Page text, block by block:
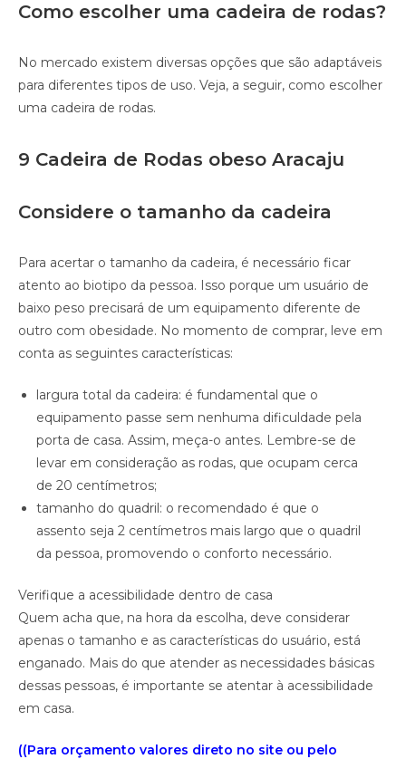
Como escolher uma cadeira de rodas?
No mercado existem diversas opções que são adaptáveis
para diferentes tipos de uso. Veja, a seguir, como escolher
uma cadeira de rodas.
9 Cadeira de Rodas obeso Aracaju
Considere o tamanho da cadeira
Para acertar o tamanho da cadeira, é necessário ficar
atento ao biotipo da pessoa. Isso porque um usuário de
baixo peso precisará de um equipamento diferente de
outro com obesidade. No momento de comprar, leve em
conta as seguintes características:
largura total da cadeira: é fundamental que o
equipamento passe sem nenhuma dificuldade pela
porta de casa. Assim, meça-o antes. Lembre-se de
levar em consideração as rodas, que ocupam cerca
de 20 centímetros;
tamanho do quadril: o recomendado é que o
assento seja 2 centímetros mais largo que o quadril
da pessoa, promovendo o conforto necessário.
Verifique a acessibilidade dentro de casa
Quem acha que, na hora da escolha, deve considerar
apenas o tamanho e as características do usuário, está
enganado. Mais do que atender as necessidades básicas
dessas pessoas, é importante se atentar à acessibilidade
em casa.
((Para orçamento valores direto no site ou pelo